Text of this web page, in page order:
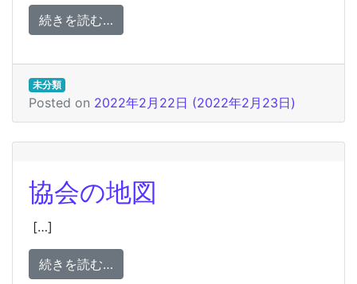
続きを読む…
未分類
Posted on 2022年2月22日 (2022年2月23日)
協会の地図
[…]
続きを読む…